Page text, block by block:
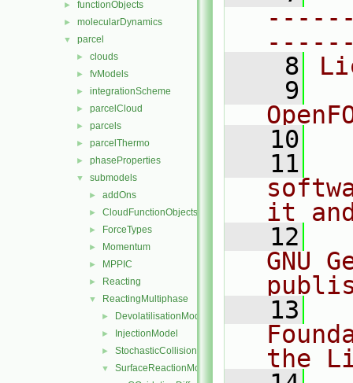
► functionObjects
► molecularDynamics
▼ parcel
► clouds
► fvModels
► integrationScheme
► parcelCloud
► parcels
► parcelThermo
► phaseProperties
▼ submodels
► addOns
► CloudFunctionObjects
► ForceTypes
► Momentum
► MPPIC
► Reacting
▼ ReactingMultiphase
► DevolatilisationModel
► InjectionModel
► StochasticCollision
▼ SurfaceReactionModel
    8
    9
   10
   11
it
   12
GNU
   13
the